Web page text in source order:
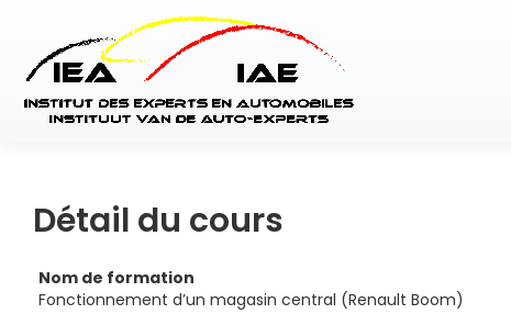
Détail du cours
Nom de formation
Fonctionnement d’un magasin central (Renault Boom)